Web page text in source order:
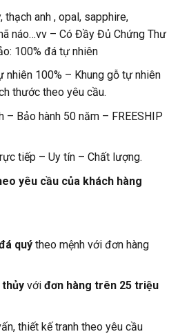
thạch anh , opal, sapphire,
náo…vv – Có Đầy Đủ Chứng Thư
100% đá tự nhiên
nhiên 100% – Khung gỗ tự nhiên
thước theo yêu cầu.
– Bảo hành 50 năm – FREESHIP
tiếp – Uy tín – Chất lượng.
yêu cầu của khách hàng
quýtheo mệnh với đơn hàng
với đơn hàng trên 25 triệu
thiết kế tranh theo yêu cầu